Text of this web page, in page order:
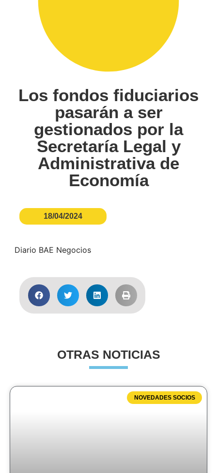
Los fondos fiduciarios
pasarán a ser
gestionados por la
Secretaría Legal y
Administrativa de
Economía
18/04/2024
Diario BAE Negocios
OTRAS NOTICIAS
NOVEDADES SOCIOS